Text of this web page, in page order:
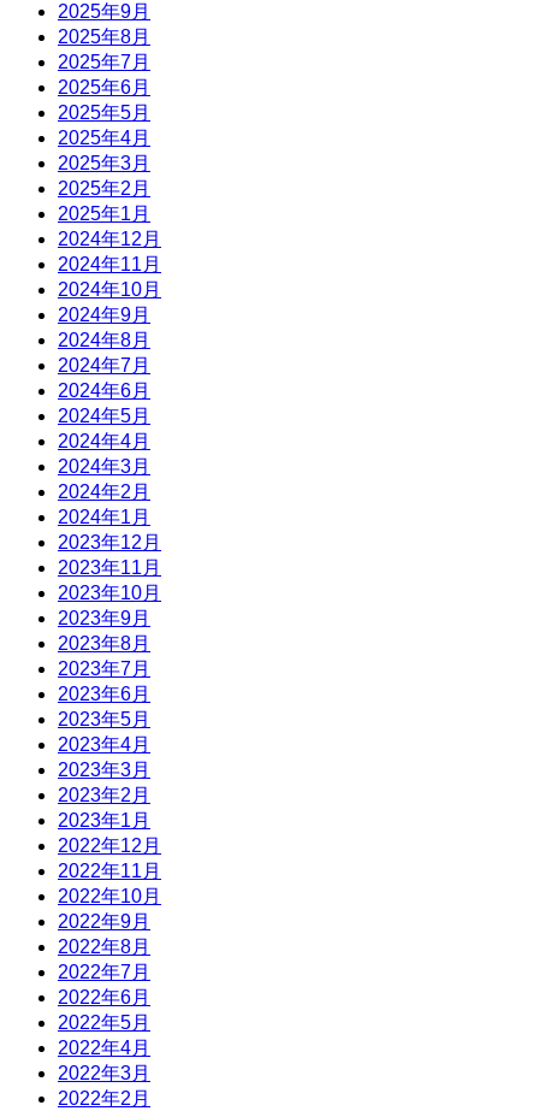
2025年9月
2025年8月
2025年7月
2025年6月
2025年5月
2025年4月
2025年3月
2025年2月
2025年1月
2024年12月
2024年11月
2024年10月
2024年9月
2024年8月
2024年7月
2024年6月
2024年5月
2024年4月
2024年3月
2024年2月
2024年1月
2023年12月
2023年11月
2023年10月
2023年9月
2023年8月
2023年7月
2023年6月
2023年5月
2023年4月
2023年3月
2023年2月
2023年1月
2022年12月
2022年11月
2022年10月
2022年9月
2022年8月
2022年7月
2022年6月
2022年5月
2022年4月
2022年3月
2022年2月